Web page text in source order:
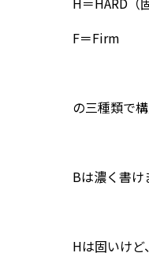
F＝Firm
の三種類で
Bは濃く書
Hは固いけど